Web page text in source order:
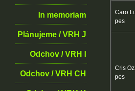
In memoriam
Plánujeme / VRH J
Odchov / VRH I
Odchov / VRH CH
Caro
pes
Cris
pes